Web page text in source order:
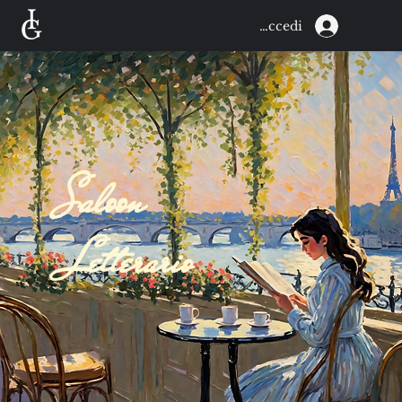
Accedi
Saloon
Letterario